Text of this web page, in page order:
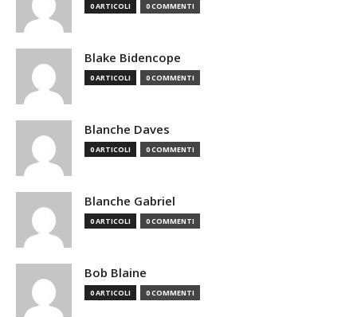
0 ARTICOLI 0 COMMENTI
Blake Bidencope
0 ARTICOLI 0 COMMENTI
Blanche Daves
0 ARTICOLI 0 COMMENTI
Blanche Gabriel
0 ARTICOLI 0 COMMENTI
Bob Blaine
0 ARTICOLI 0 COMMENTI